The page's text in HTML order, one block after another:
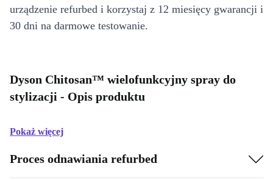
urządzenie refurbed i korzystaj z 12 miesięcy gwarancji i
30 dni na darmowe testowanie.
Dyson Chitosan™ wielofunkcyjny spray do
stylizacji - Opis produktu
Pokaż więcej
Proces odnawiania refurbed